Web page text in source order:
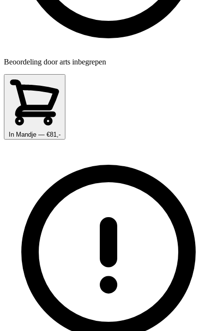
Beoordeling door arts inbegrepen
In Mandje — €81,-